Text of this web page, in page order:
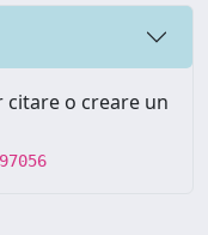
o creare un